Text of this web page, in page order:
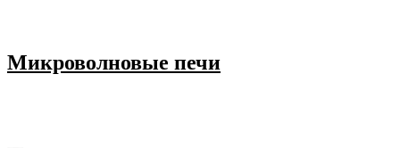
Микроволновые печи